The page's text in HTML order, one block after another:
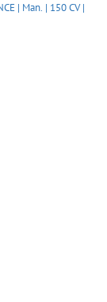
| Man. | 150 CV |